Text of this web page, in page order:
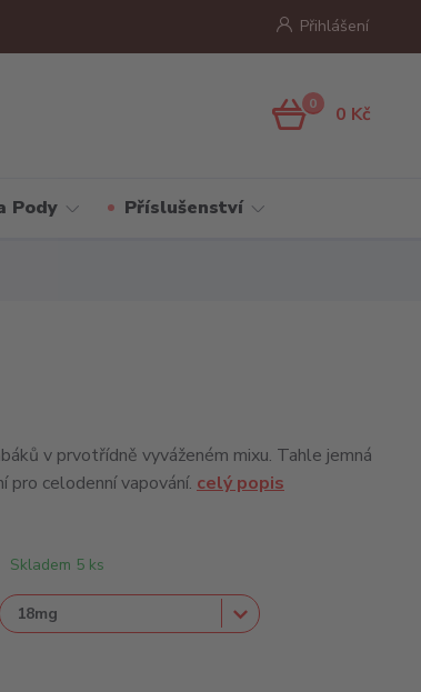
Přihlášení
0 0 Kč
Pody Příslušenství
v prvotřídně vyváženém mixu. Tahle jemná
pro celodenní vapování. celý popis
Skladem 5 ks